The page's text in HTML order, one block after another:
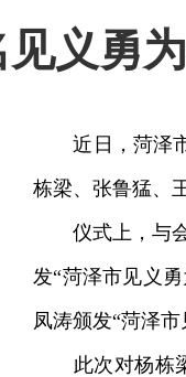
见义勇
近日，菏泽市
栋梁、张鲁猛、
仪式上，与会
发“菏泽市见义
凤涛颁发“菏泽市
此次对杨栋梁